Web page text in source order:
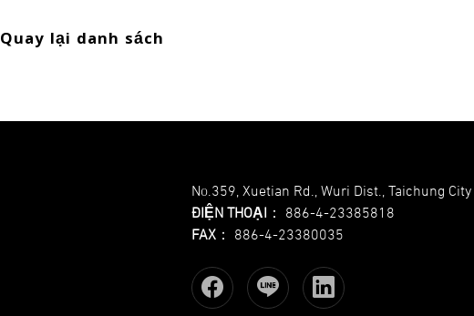
Quay lại danh sách
No.359, Xuetian Rd., Wuri Dist., Taichung
ĐIỆN THOẠI ： 886-4-23385818
FAX ： 886-4-23380035